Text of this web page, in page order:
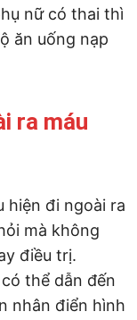
nữ có thai thì
ăn uống nạp
ra máu
hiện đi ngoài ra
mà không
điều trị.
thể dẫn đến
nhân điển hình